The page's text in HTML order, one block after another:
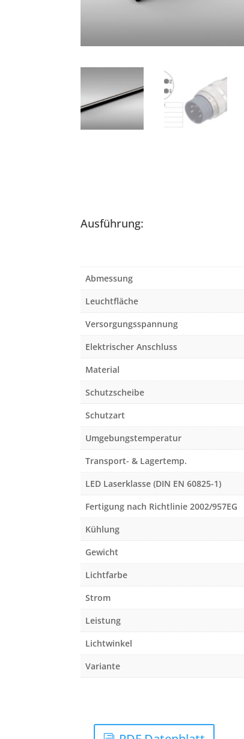
Ausführung:
Abmessung
Leuchtfläche
Versorgungsspannung
Elektrischer Anschluss
Material
Schutzscheibe
Schutzart
Umgebungstemperatur
Transport- & Lagertemp.
LED Laserklasse (DIN EN 60825-1)
Fertigung nach Richtlinie 2002/957EG
Kühlung
Gewicht
Lichtfarbe
Strom
Leistung
Lichtwinkel
Variante